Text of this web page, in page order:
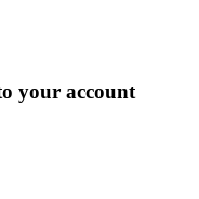
your account